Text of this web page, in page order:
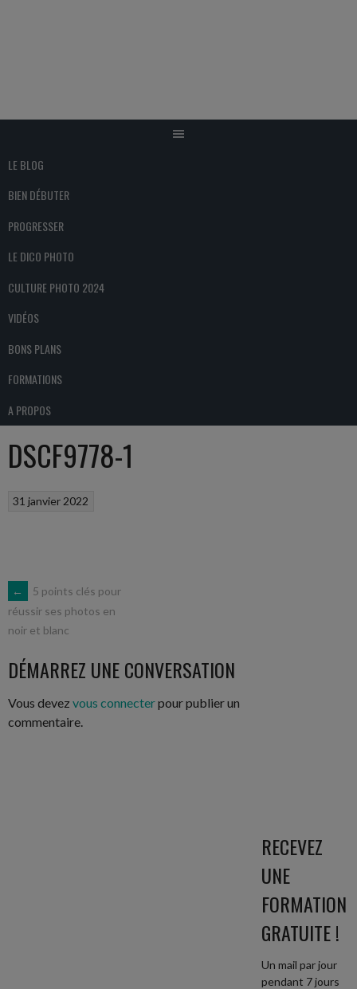
LE BLOG
BIEN DÉBUTER
PROGRESSER
LE DICO PHOTO
CULTURE PHOTO 2024
VIDÉOS
BONS PLANS
FORMATIONS
A PROPOS
DSCF9778-1
31 janvier 2022
NAVIGATION
DES
ARTICLES
←
5 points clés pour
réussir ses photos en
noir et blanc
DÉMARREZ UNE CONVERSATION
Vous devez vous connecterpour publier un
commentaire.
RECEVEZ
UNE
FORMATION
GRATUITE !
Un mail par jour
pendant 7 jours